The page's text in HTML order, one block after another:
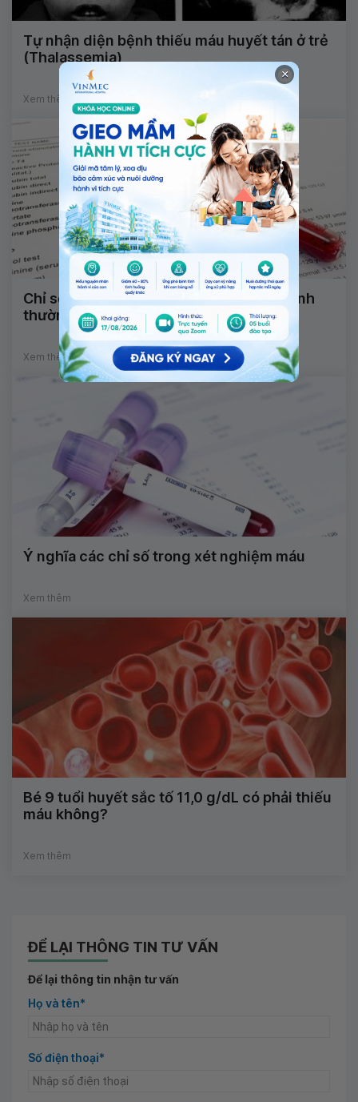
Tự nhận diện bệnh thiếu máu huyết tán ở trẻ
(Thalassemia)
Xem thêm
Chỉ số xét nghiệm máu như thế nào là bình
thường?
Xem thêm
Ý nghĩa các chỉ số trong xét nghiệm máu
Xem thêm
Bé 9 tuổi huyết sắc tố 11,0 g/dL có phải thiếu
máu không?
Xem thêm
ĐỂ LẠI THÔNG TIN TƯ VẤN
Để lại thông tin nhận tư vấn
Họ và tên*
Số điện thoại*
×